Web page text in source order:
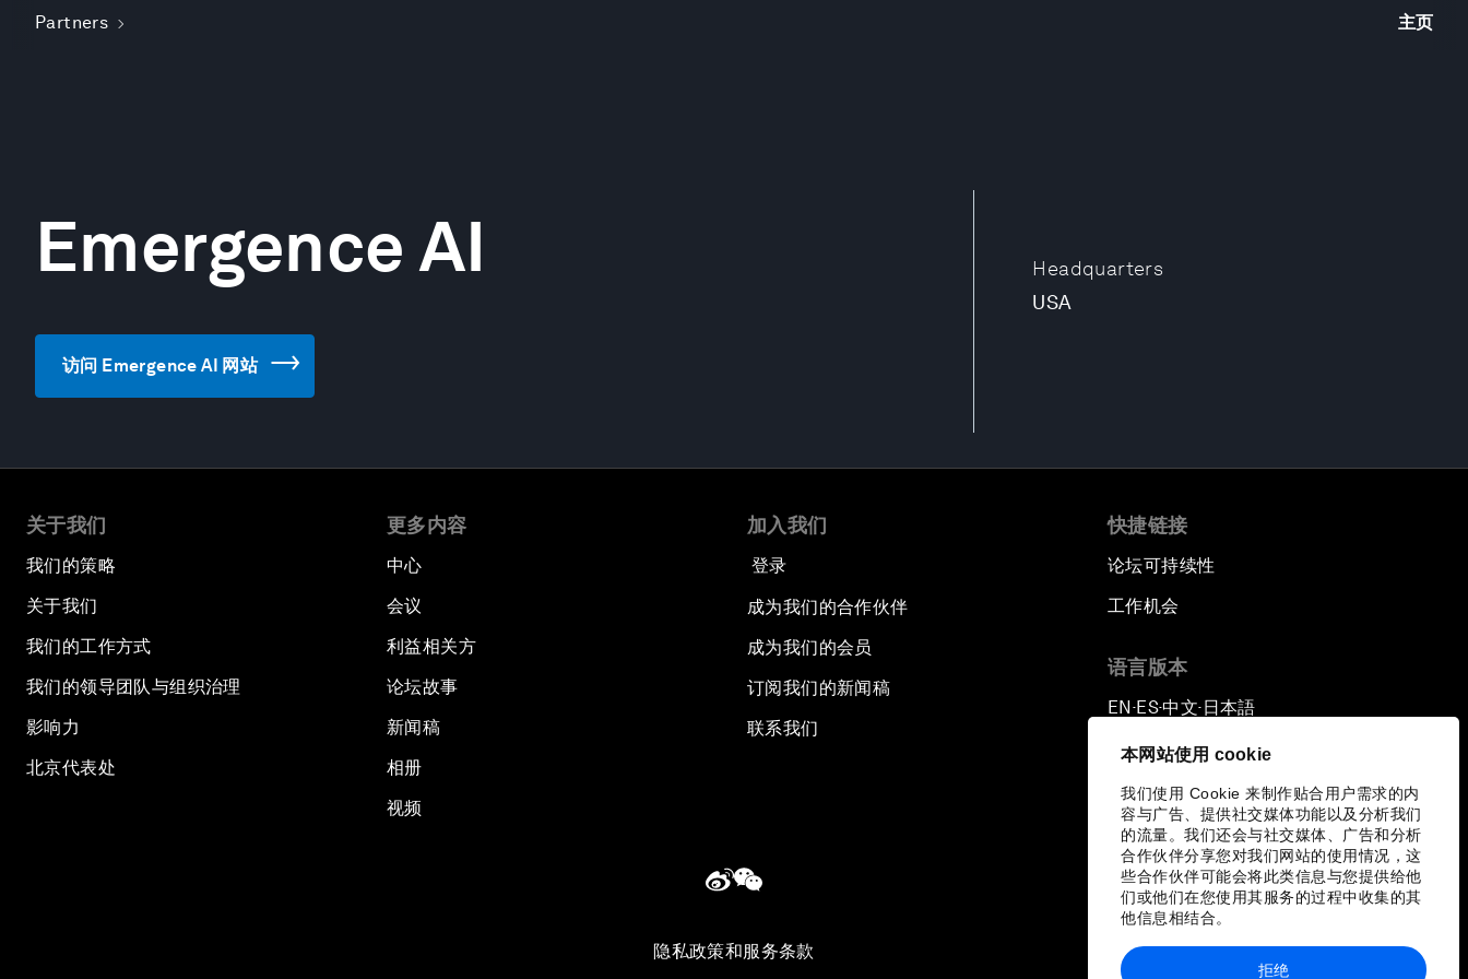
本网站使用 cookie
我们使用 Cookie 来制作贴合用户需求的内
容与广告、提供社交媒体功能以及分析我们
的流量。我们还会与社交媒体、广告和分析
合作伙伴分享您对我们网站的使用情况，这
些合作伙伴可能会将此类信息与您提供给他
们或他们在您使用其服务的过程中收集的其
他信息相结合。
拒绝
Partners 主页
Headquarters
USA
Emergence AI
访问 Emergence AI 网站
关于我们
我们的策略
关于我们
我们的工作方式
我们的领导团队与组织治理
影响力
北京代表处
更多内容
中心
会议
利益相关方
论坛故事
新闻稿
相册
视频
加入我们
登录
成为我们的合作伙伴
成为我们的会员
订阅我们的新闻稿
联系我们
快捷链接
论坛可持续性
工作机会
语言版本
EN ▪ES▪中文▪ 日本語
隐私政策和服务条款